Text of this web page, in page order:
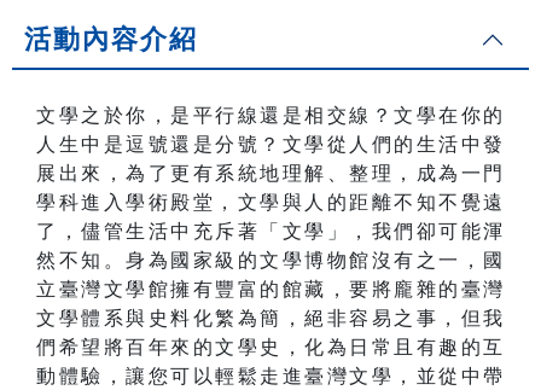
活動內容介紹
文學之於你，是平行線還是相交線？文學在你的
人生中是逗號還是分號？文學從人們的生活中發
展出來，為了更有系統地理解、整理，成為一門
學科進入學術殿堂，文學與人的距離不知不覺遠
了，儘管生活中充斥著「文學」，我們卻可能渾
然不知。身為國家級的文學博物館沒有之一，國
立臺灣文學館擁有豐富的館藏，要將龐雜的臺灣
文學體系與史料化繁為簡，絕非容易之事，但我
們希望將百年來的文學史，化為日常且有趣的互
動體驗，讓您可以輕鬆走進臺灣文學，並從中帶